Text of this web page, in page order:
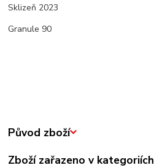
Sklizeň 2023
Granule 90
Původ zboží
Zboží zařazeno v kategoriích